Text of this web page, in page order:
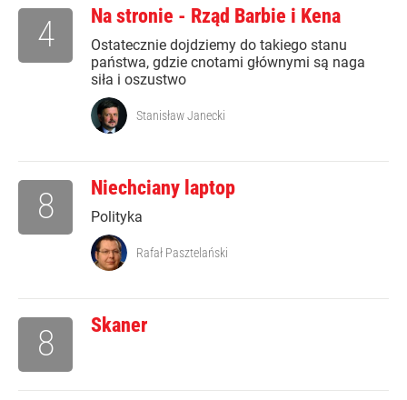
Na stronie - Rząd Barbie i Kena
Ostatecznie dojdziemy do takiego stanu
państwa, gdzie cnotami głównymi są naga
siła i oszustwo
4
Stanisław Janecki
Niechciany laptop
Polityka
8
Rafał Pasztelański
Skaner
8